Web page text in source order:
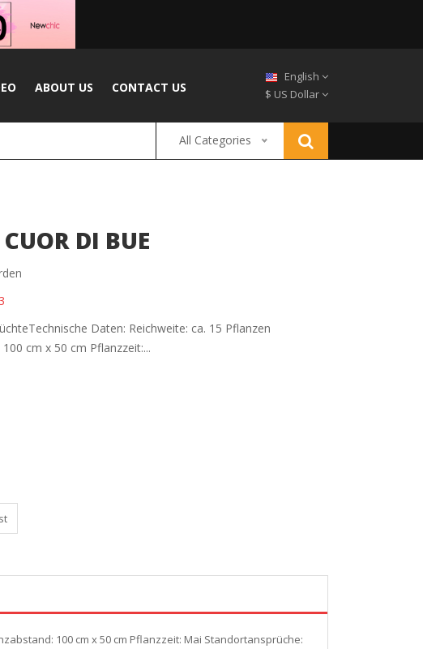
ABOUT US CONTACT US
English
$ US Dollar
All Categories
DI BUE
Daten: Reichweite: ca. 15 Pflanzen
cm x 50 cm Pflanzzeit:...
100 cm x 50 cm Pflanzzeit: Mai Standortansprüche: